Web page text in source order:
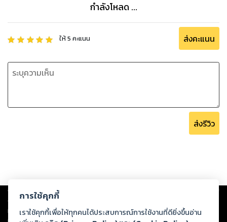
กำลังโหลด ...
ให้5 คะแนน ส่งคะแนน
ส่งรีวิว
Copyright © 2026
ต่อผลงานหรือเนื้อหาใดที่อัปโหลดผ่านเว็บไซต์และปรากฏว่าละเมิดสิทธิใน
ทรัพย์สินทางปัญญาของบุคคลอื่นหรือขัดต่อกฎหมายและศีลธรรม ดังนั้น ผู้อ่าน
การใช้คุกกี้
เราใช้คุกกี้เพื่อให้ทุกคนได้ประสบการณ์การใช้งานที่ดียิ่งขึ้นอ่าน